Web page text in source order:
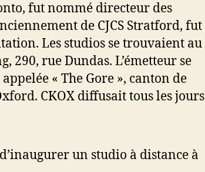
fut nommé directeur des
de CJCS Stratford, fut
Les studios se trouvaient au
290, rue Dundas. L’émetteur se
« The Gore », canton de
CKOX diffusait tous les jours
un studio à distance à